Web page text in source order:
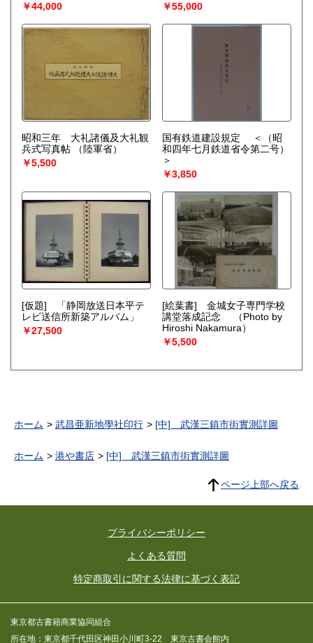
￥44,000
￥55,000
昭和三年 大礼諸儀及大礼観
兵式写真帖
（陸軍省）
￥5,500
国有鉄道建設規定 ＜（昭
和四年七月鉄道省令第二号）
＞
￥3,850
[仮題] 「静岡放送日本平テ
レビ送信所新築アルバム」
￥27,500
[絵葉書] 金城女子専門学校
講堂落成記念
（Photo by
Hiroshi Nakamura）
￥5,500
ホーム 武昌亜新地學社印行 [中] 武漢三鎮市街實測詳圖
ホーム 港や書店 [中] 武漢三鎮市街實測詳圖
ページ上部へ戻る
プライバシーポリシー
よくある質問
特定商取引に関する法律に基づく表記
東京都古書籍商業協同組合
所在地：東京都千代田区神田小川町3-22 東京古書会館内